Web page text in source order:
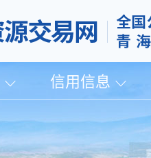
信用信息